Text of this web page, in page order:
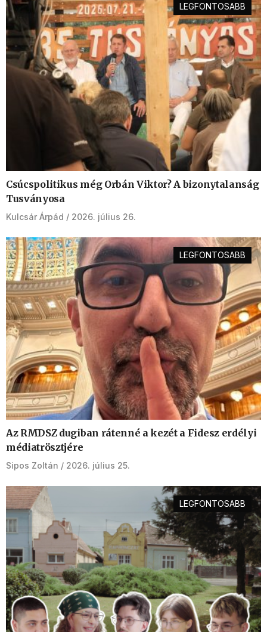
LEGFONTOSABB
Csúcspolitikus még Orbán Viktor? A bizonytalanság
Tusványosa
Kulcsár Árpád 2026. július 26.
LEGFONTOSABB
Az RMDSZ dugiban rátenné a kezét a Fidesz erdélyi
médiatrösztjére
Sipos Zoltán 2026. július 25.
LEGFONTOSABB